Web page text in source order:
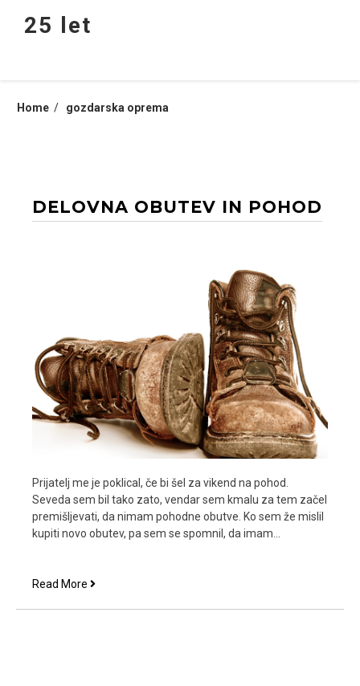
25 let
Home gozdarska oprema
DELOVNA OBUTEV IN POHOD
Prijatelj me je poklical, če bi šel za vikend na pohod.
Seveda sem bil tako zato, vendar sem kmalu za tem začel
premišljevati, da nimam pohodne obutve. Ko sem že mislil
kupiti novo obutev, pa sem se spomnil, da imam…
Read More Delovna